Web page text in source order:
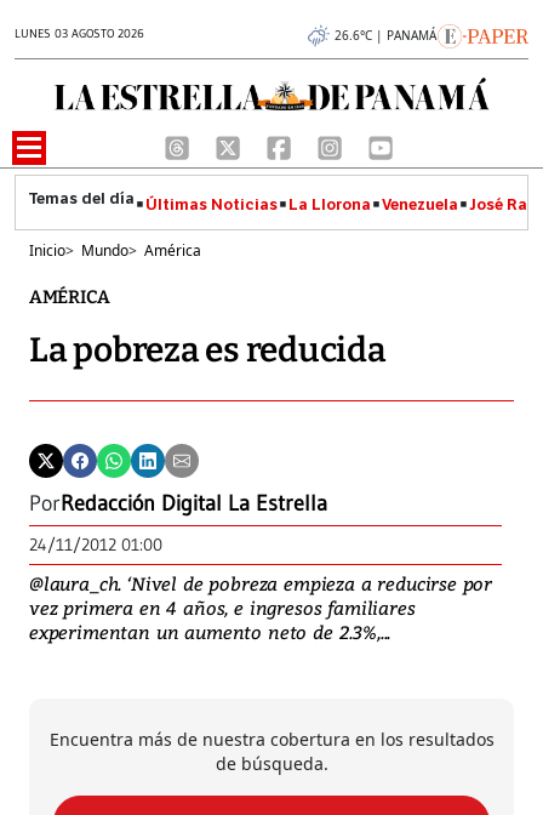
LUNES 03 AGOSTO 2026 26.6°C | PANAMÁ
Últimas Noticias La Llorona Venezuela José
Inicio> Mundo> América
AMÉRICA
La pobreza es reducida
PorRedacción Digital La Estrella
24/11/2012 01:00
@laura_ch. ‘Nivel de pobreza empieza a reducirse por
vez primera en 4 años, e ingresos familiares
experimentan un aumento neto de 2.3%,...
Encuentra más de nuestra cobertura en los resultados
de búsqueda.